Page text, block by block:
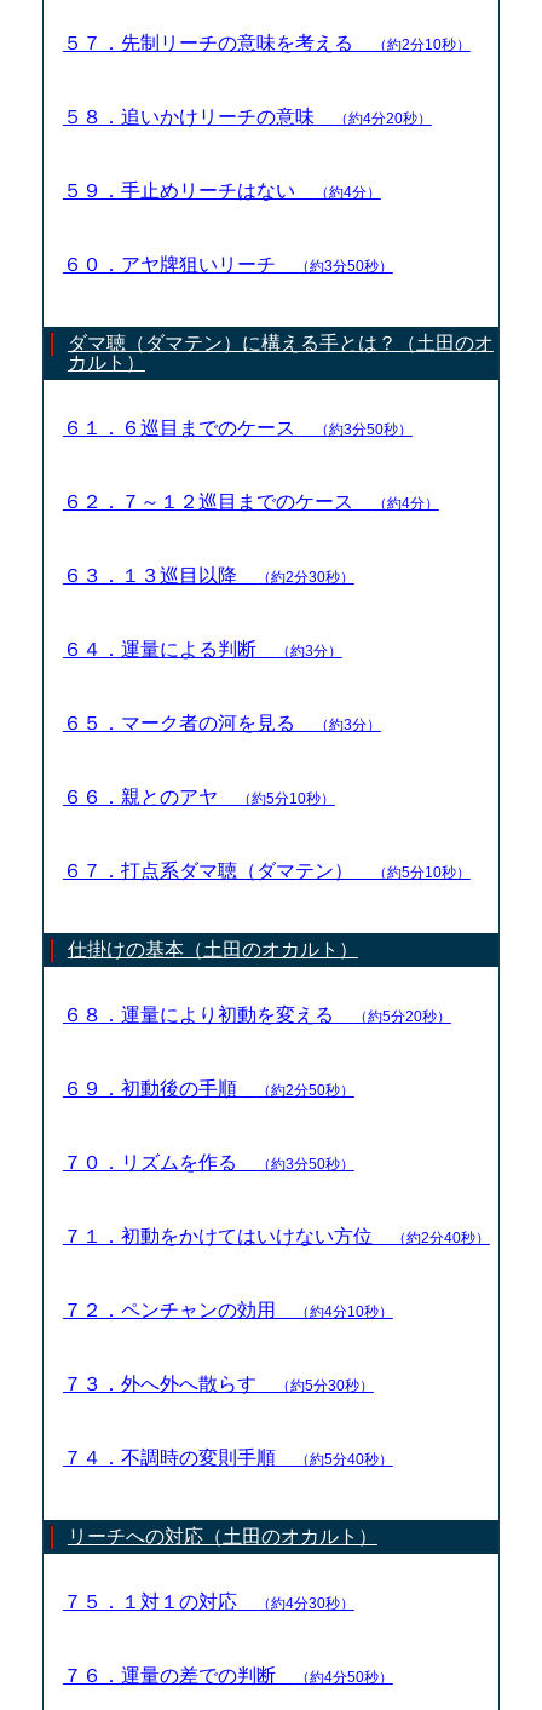
５７．先制リーチの意味を考える （約2分10秒）
５８．追いかけリーチの意味 （約4分20秒）
５９．手止めリーチはない （約4分）
６０．アヤ牌狙いリーチ （約3分50秒）
ダマ聴（ダマテン）に構える手とは？（土田のオ
カルト）
６１．６巡目までのケース （約3分50秒）
６２．７～１２巡目までのケース （約4分）
６３．１３巡目以降 （約2分30秒）
６４．運量による判断 （約3分）
６５．マーク者の河を見る （約3分）
６６．親とのアヤ （約5分10秒）
６７．打点系ダマ聴（ダマテン） （約5分10秒）
仕掛けの基本（土田のオカルト）
６８．運量により初動を変える （約5分20秒）
６９．初動後の手順 （約2分50秒）
７０．リズムを作る （約3分50秒）
７１．初動をかけてはいけない方位 （約2分40秒）
７２．ペンチャンの効用 （約4分10秒）
７３．外へ外へ散らす （約5分30秒）
７４．不調時の変則手順 （約5分40秒）
リーチへの対応（土田のオカルト）
７５．１対１の対応 （約4分30秒）
７６．運量の差での判断 （約4分50秒）